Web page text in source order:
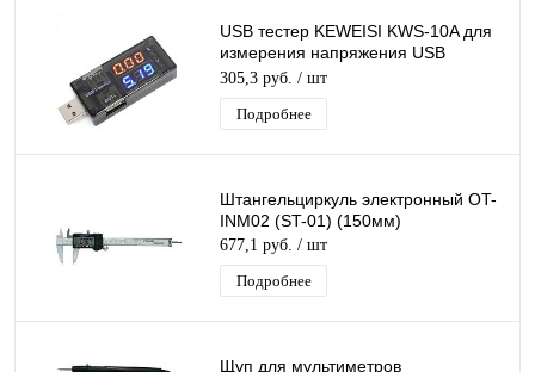
USB тестер KEWEISI KWS-10A для
измерения напряжения USB
портов, зарядных устройств,
Powerbank
305,3 руб. / шт
Подробнее
Штангельциркуль электронный OT-
INM02 (ST-01) (150мм)
677,1 руб. / шт
Подробнее
Щуп для мультиметров